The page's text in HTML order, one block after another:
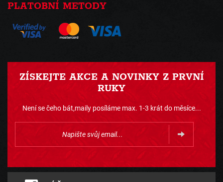
PLATOBNÍ METODY
ZÍSKEJTE AKCE A NOVINKY Z PRVNÍ
RUKY
Není se čeho bát,maily posíláme max. 1-3 krát do měsíce...